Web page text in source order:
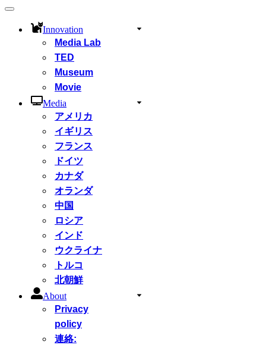
ナ
Innovation
Media Lab
TED
Museum
Movie
Media
アメリカ
イギリス
フランス
ドイツ
カナダ
オランダ
中国
ロシア
インド
ウクライナ
トルコ
北朝鮮
About
Privacy
policy
連絡: